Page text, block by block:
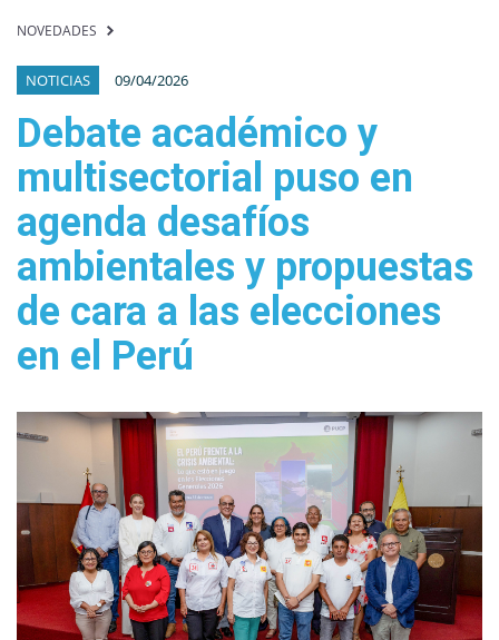
NOVEDADES
NOTICIAS 09/04/2026
Debate académico y
multisectorial puso en
agenda desafíos
ambientales y propuestas
de cara a las elecciones
en el Perú